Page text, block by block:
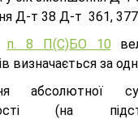
Д-т 38 Д-т 361,
п. 8 П(С)БО 10
визначається за
абсолютної
(на